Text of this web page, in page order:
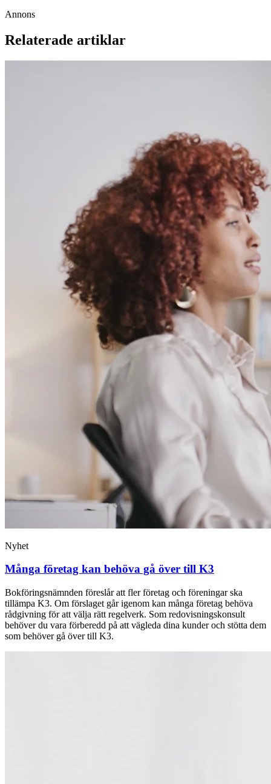
Annons
Relaterade artiklar
Nyhet
Många företag kan behöva gå över till K3
Bokföringsnämnden föreslår att fler företag och föreningar ska
tillämpa K3. Om förslaget går igenom kan många företag behöva
rådgivning för att välja rätt regelverk. Som redovisningskonsult
behöver du vara förberedd på att vägleda dina kunder och stötta dem
som behöver gå över till K3.